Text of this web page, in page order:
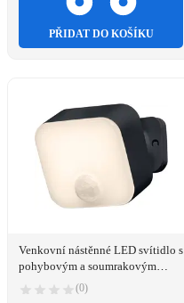
PŘIDAT DO KOŠÍKU
Venkovní nástěnné LED svítidlo s
pohybovým a soumrakovým
senzorem 3W 3000K
(0)